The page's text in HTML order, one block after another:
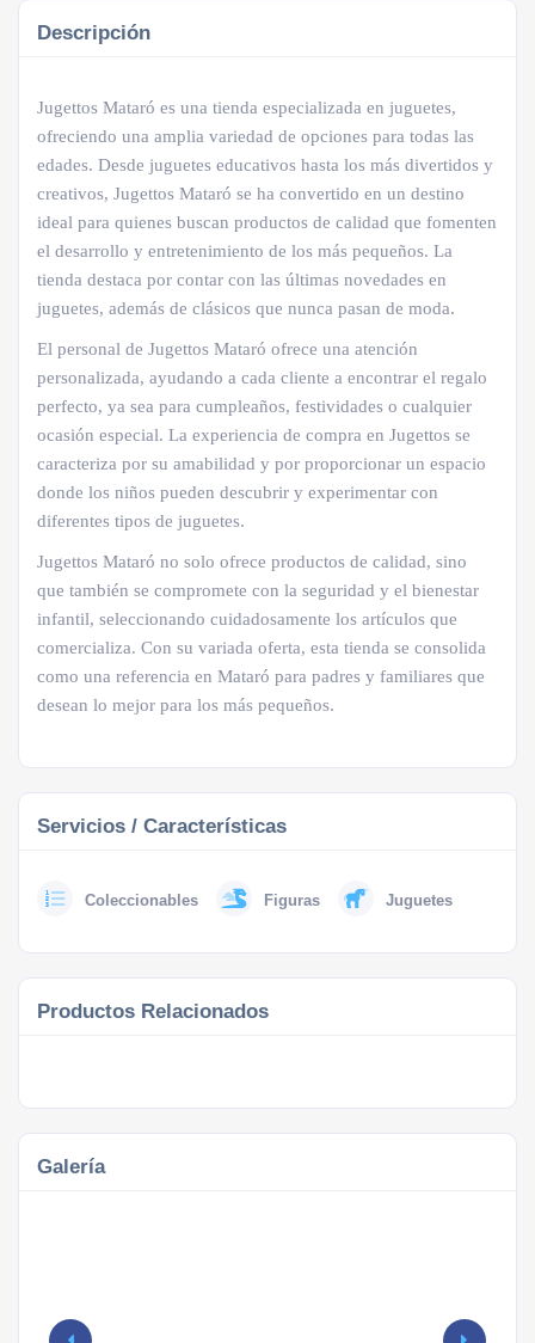
Descripción
Jugettos Mataró es una tienda especializada en juguetes,
ofreciendo una amplia variedad de opciones para todas las
edades. Desde juguetes educativos hasta los más divertidos y
creativos, Jugettos Mataró se ha convertido en un destino
ideal para quienes buscan productos de calidad que fomenten
el desarrollo y entretenimiento de los más pequeños. La
tienda destaca por contar con las últimas novedades en
juguetes, además de clásicos que nunca pasan de moda.
El personal de Jugettos Mataró ofrece una atención
personalizada, ayudando a cada cliente a encontrar el regalo
perfecto, ya sea para cumpleaños, festividades o cualquier
ocasión especial. La experiencia de compra en Jugettos se
caracteriza por su amabilidad y por proporcionar un espacio
donde los niños pueden descubrir y experimentar con
diferentes tipos de juguetes.
Jugettos Mataró no solo ofrece productos de calidad, sino
que también se compromete con la seguridad y el bienestar
infantil, seleccionando cuidadosamente los artículos que
comercializa. Con su variada oferta, esta tienda se consolida
como una referencia en Mataró para padres y familiares que
desean lo mejor para los más pequeños.
Servicios / Características
Coleccionables Figuras Juguetes
Productos Relacionados
Galería